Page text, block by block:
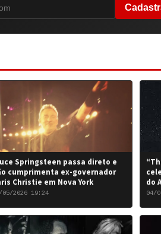
Springsteen passa direto e
cumprimenta ex-governador
Christie em Nova York
05/2026 19:24
do
04/